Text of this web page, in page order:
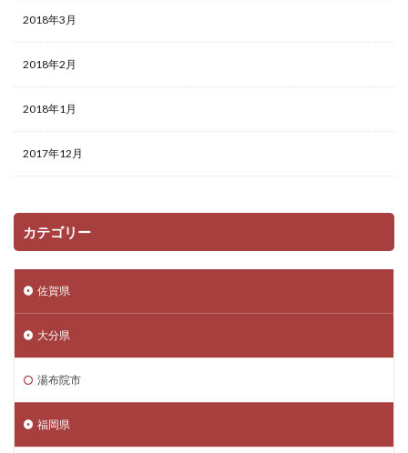
2018年3月
2018年2月
2018年1月
2017年12月
カテゴリー
佐賀県
大分県
湯布院市
福岡県